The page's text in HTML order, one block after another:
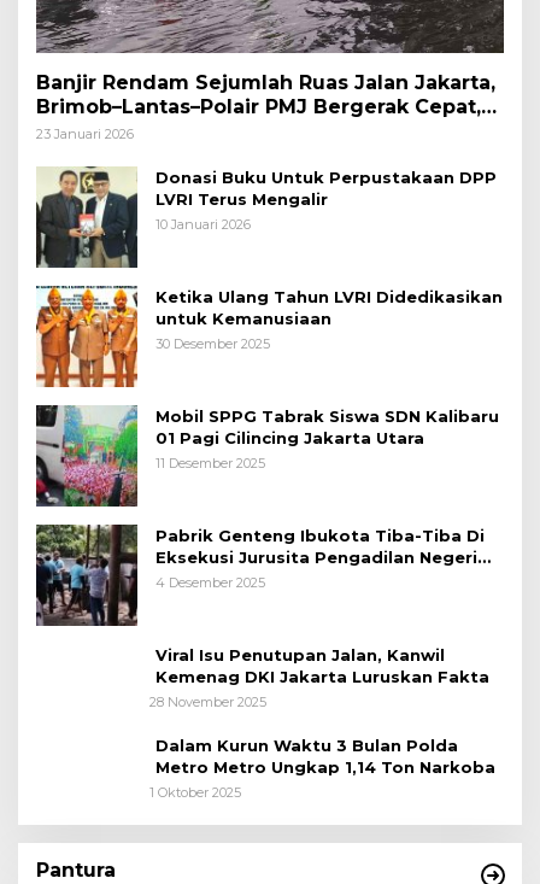
Banjir Rendam Sejumlah Ruas Jalan Jakarta,
Brimob–Lantas–Polair PMJ Bergerak Cepat,
Polri Siagakan 128.247 Personel Secara
23 Januari 2026
Donasi Buku Untuk Perpustakaan DPP
LVRI Terus Mengalir
10 Januari 2026
Ketika Ulang Tahun LVRI Didedikasikan
untuk Kemanusiaan
30 Desember 2025
Mobil SPPG Tabrak Siswa SDN Kalibaru
01 Pagi Cilincing Jakarta Utara
11 Desember 2025
Pabrik Genteng Ibukota Tiba-Tiba Di
Eksekusi Jurusita Pengadilan Negeri
Tangerang, Diduga Cacat Hukum Sejak
4 Desember 2025
Viral Isu Penutupan Jalan, Kanwil
Kemenag DKI Jakarta Luruskan Fakta
28 November 2025
Dalam Kurun Waktu 3 Bulan Polda
Metro Metro Ungkap 1,14 Ton Narkoba
1 Oktober 2025
Pantura